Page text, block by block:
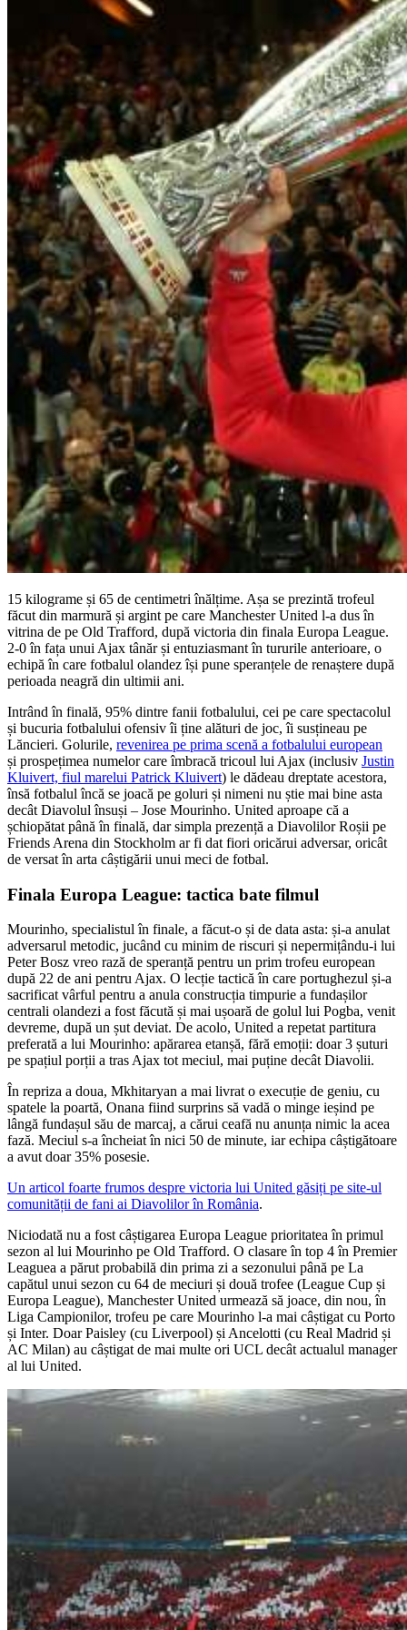
15 kilograme și 65 de centimetri înălțime. Așa se prezintă trofeul
făcut din marmură și argint pe care Manchester United l-a dus în
vitrina de pe Old Trafford, după victoria din finala Europa League.
2-0 în fața unui Ajax tânăr și entuziasmant în tururile anterioare, o
echipă în care fotbalul olandez își pune speranțele de renaștere după
perioada neagră din ultimii ani.
Intrând în finală, 95% dintre fanii fotbalului, cei pe care spectacolul
și bucuria fotbalului ofensiv îi ține alături de joc, îi susțineau pe
Lăncieri. Golurile, revenirea pe prima scenă a fotbalului european
și prospețimea numelor care îmbracă tricoul lui Ajax (inclusiv Justin
Kluivert, fiul marelui Patrick Kluivert) le dădeau dreptate acestora,
însă fotbalul încă se joacă pe goluri și nimeni nu știe mai bine asta
decât Diavolul însuși – Jose Mourinho. United aproape că a
șchiopătat până în finală, dar simpla prezență a Diavolilor Roșii pe
Friends Arena din Stockholm ar fi dat fiori oricărui adversar, oricât
de versat în arta câștigării unui meci de fotbal.
Finala Europa League: tactica bate filmul
Mourinho, specialistul în finale, a făcut-o și de data asta: și-a anulat
adversarul metodic, jucând cu minim de riscuri și nepermițându-i lui
Peter Bosz vreo rază de speranță pentru un prim trofeu european
după 22 de ani pentru Ajax. O lecție tactică în care portughezul și-a
sacrificat vârful pentru a anula construcția timpurie a fundașilor
centrali olandezi a fost făcută și mai ușoară de golul lui Pogba, venit
devreme, după un șut deviat. De acolo, United a repetat partitura
preferată a lui Mourinho: apărarea etanșă, fără emoții: doar 3 șuturi
pe spațiul porții a tras Ajax tot meciul, mai puține decât Diavolii.
În repriza a doua, Mkhitaryan a mai livrat o execuție de geniu, cu
spatele la poartă, Onana fiind surprins să vadă o minge ieșind pe
lângă fundașul său de marcaj, a cărui ceafă nu anunța nimic la acea
fază. Meciul s-a încheiat în nici 50 de minute, iar echipa câștigătoare
a avut doar 35% posesie.
Un articol foarte frumos despre victoria lui United găsiți pe site-ul
comunității de fani ai Diavolilor în România.
Niciodată nu a fost câștigarea Europa League prioritatea în primul
sezon al lui Mourinho pe Old Trafford. O clasare în top 4 în Premier
Leaguea a părut probabilă din prima zi a sezonului până pe La
capătul unui sezon cu 64 de meciuri și două trofee (League Cup și
Europa League), Manchester United urmează să joace, din nou, în
Liga Campionilor, trofeu pe care Mourinho l-a mai câștigat cu Porto
și Inter. Doar Paisley (cu Liverpool) și Ancelotti (cu Real Madrid și
AC Milan) au câștigat de mai multe ori UCL decât actualul manager
al lui United.